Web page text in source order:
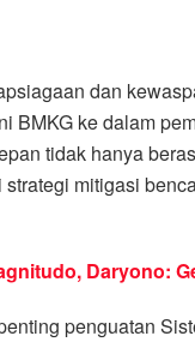
dan
BMKG ke dalam
tidak hanya
mitigasi
Daryono:
penguatan